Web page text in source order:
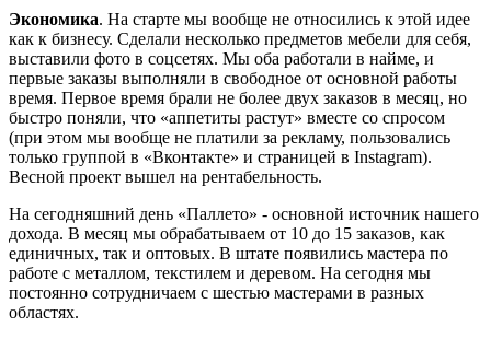
Экономика. На старте мы вообще не относились к этой идее
как к бизнесу. Сделали несколько предметов мебели для себя,
выставили фото в соцсетях. Мы оба работали в найме, и
первые заказы выполняли в свободное от основной работы
время. Первое время брали не более двух заказов в месяц, но
быстро поняли, что «аппетиты растут» вместе со спросом
(при этом мы вообще не платили за рекламу, пользовались
только группой в «Вконтакте» и страницей в Instagram).
Весной проект вышел на рентабельность.
На сегодняшний день «Паллето» - основной источник нашего
дохода. В месяц мы обрабатываем от 10 до 15 заказов, как
единичных, так и оптовых. В штате появились мастера по
работе с металлом, текстилем и деревом. На сегодня мы
постоянно сотрудничаем с шестью мастерами в разных
областях.